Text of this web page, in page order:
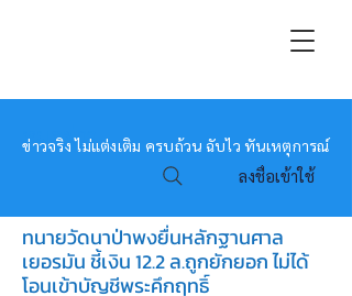
หมอข่าว
ข่าวจริง ไม่แต่งเติม ครบถ้วน ฉับไว ทันเหตุการณ์
ลงชื่อเข้าใช้
ทนายวัดนาป่าพงยื่นหลักฐานศาล
เยอรมัน ชี้เงิน 12.2 ล.ถูกยักยอก ไม่ได้
โอนเข้าบัญชีพระคึกฤทธิ์